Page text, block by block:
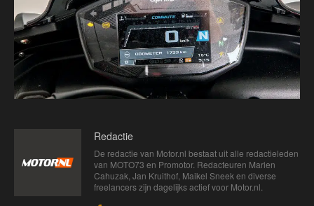
Redactie
De redactie van Motor.nl bestaat uit alle redactieleden
van MOTO73 en Promotor. Redacteuren Marien
Cahuzak, Jan Kruithof, Maikel Sneek en diverse
freelancers zijn dagelijks actief voor Motor.nl.